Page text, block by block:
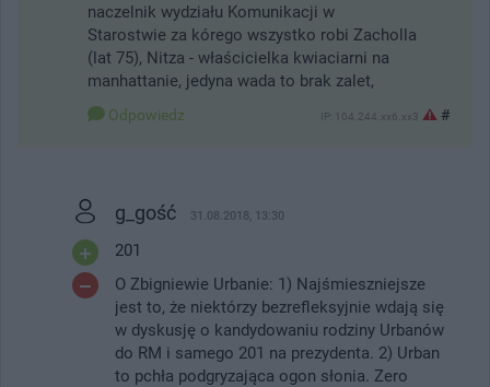
naczelnik wydziału Komunikacji w
Starostwie za kórego wszystko robi Zacholla
(lat 75), Nitza - właścicielka kwiaciarni na
manhattanie, jedyna wada to brak zalet,
Odpowiedz IP: 104.244.xx6.xx3 #
g_gość 31.08.2018, 13:30
201
O Zbigniewie Urbanie: 1) Najśmieszniejsze
jest to, że niektórzy bezrefleksyjnie wdają się
w dyskusję o kandydowaniu rodziny Urbanów
do RM i samego 201 na prezydenta. 2) Urban
to pchła podgryzająca ogon słonia. Zero